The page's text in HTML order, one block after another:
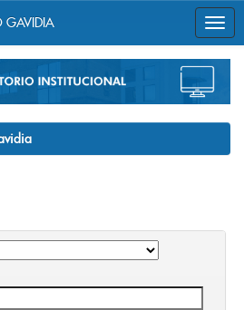
GAVIDIA